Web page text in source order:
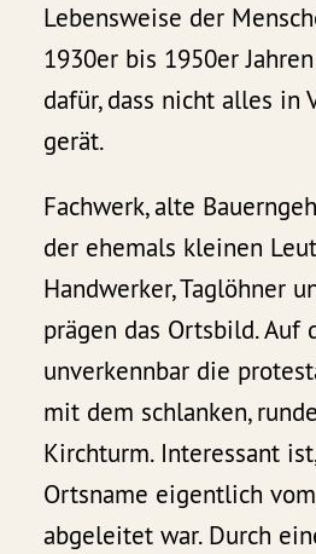
Lebensweise der
1930er bis 1950er
dafür, dass nicht alles in
gerät.
Fachwerk, alte
der ehemals kleinen
Handwerker, Taglöhner
prägen das Ortsbild. Auf
unverkennbar die
mit dem schlanken,
Kirchturm. Interessant
Ortsname eigentlich
abgeleitet war. Durch